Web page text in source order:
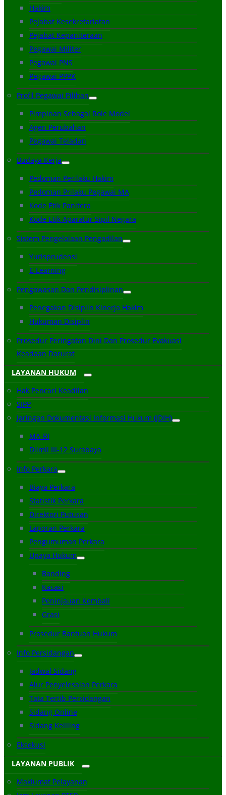
Hakim
Pejabat Kesekretariatan
Pejabat Kepaniteraan
Pegawai Militer
Pegawai PNS
Pegawai PPPK
Profil Pegawai Pilihan
Pimpinan Sebagai Role Model
Agen Perubahan
Pegawai Teladan
Budaya Kerja
Pedoman Perilaku Hakim
Pedoman Prilaku Pegawai MA
Kode Etik Panitera
Kode Etik Aparatur Sipil Negara
Sistem Pengelolaan Pengadilan
Yurisprudensi
E-Learning
Pengawasan Dan Pendisiplinan
Penegakan Disiplin Kinerja Hakim
Hukuman Disiplin
Prosedur Peringatan Dini Dan Prosedur Evakuasi
Keadaan Darurat
LAYANAN HUKUM
Hak Pencari Keadilan
SIPP
Jaringan Dokumentasi Informasi Hukum (JDIH)
MA-RI
Dilmil III-12 Surabaya
Info Perkara
Biaya Perkara
Statistik Perkara
Direktori Putusan
Laporan Perkara
Pengumuman Perkara
Upaya Hukum
Banding
Kasasi
Peninjauan Kembali
Grasi
Prosedur Bantuan Hukum
Info Persidangan
Jadwal Sidang
Alur Penyelesaian Perkara
Tata Tertib Persidangan
Sidang Online
Sidang Keliling
Eksekusi
LAYANAN PUBLIK
Maklumat Pelayanan